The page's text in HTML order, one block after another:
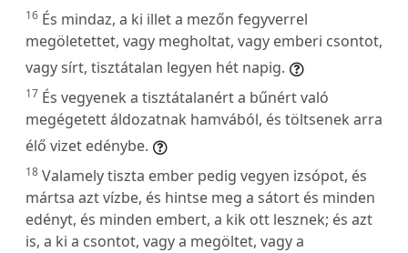
16 És mindaz, a ki illet a mezőn fegyverrel
megöletettet, vagy megholtat, vagy emberi csontot,
vagy sírt, tisztátalan legyen hét napig.
17 És vegyenek a tisztátalanért a bűnért való
megégetett áldozatnak hamvából, és töltsenek arra
élő vizet edénybe.
18 Valamely tiszta ember pedig vegyen izsópot, és
mártsa azt vízbe, és hintse meg a sátort és minden
edényt, és minden embert, a kik ott lesznek; és azt
is, a ki a csontot, vagy a megöltet, vagy a